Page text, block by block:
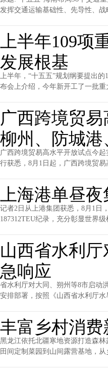
发挥交通运输基础性、先导性、战
上半年109
发展根基
上半年，“十五五”规划纲要提出
布会上介绍，今年新开工了一批
广西跨境贸
柳州、防城
广西跨境贸易高水平开放试点今
行获悉，8月1日起，广西跨境贸
上海港单昼
记者2日从上港集团获悉，8月1日
187312TEU纪录，充分彰显世界
山西省水利
急响应
省水利厅对大同、朔州等8市启动
安排部署，按照《山西省水利厅
丰富乡村消
黑龙江依托北疆寒地资源打造森
田间定制菜园到山间露营基地，